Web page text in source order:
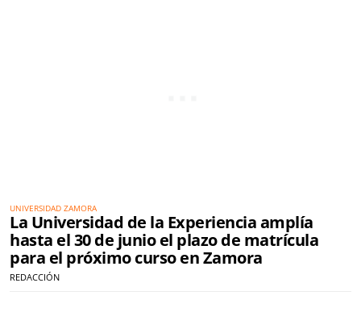
UNIVERSIDAD ZAMORA
La Universidad de la Experiencia amplía
hasta el 30 de junio el plazo de matrícula
para el próximo curso en Zamora
REDACCIÓN